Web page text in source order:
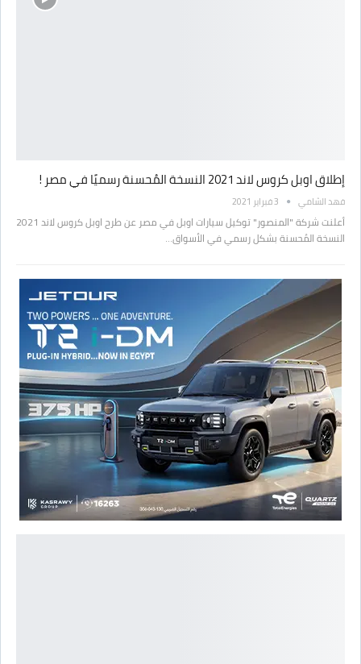
إطلاق اوبل كروس لاند 2021 النسخة المُحسنة رسميًا في مصر !
فهد الشامي 3 فبراير 2021
أعلنت شركة "المنصور" توكيل سيارات اوبل في مصر عن طرح اوبل كروس لاند 2021
النسخة المُحسنة بشكل رسمي في الأسواق…